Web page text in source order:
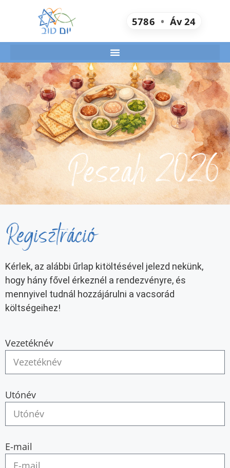
5786 • Áv 24
Peszah 2026
Regisztráció
Kérlek, az alábbi űrlap kitöltésével jelezd nekünk,
hogy hány fővel érkeznél a rendezvényre, és
mennyivel tudnál hozzájárulni a vacsorád
költségeihez!
Vezetéknév
Utónév
E-mail